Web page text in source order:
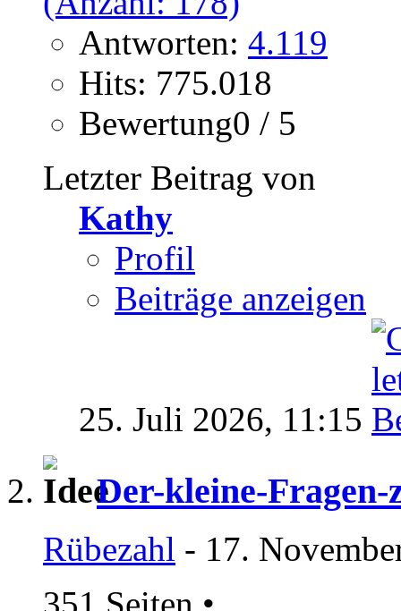
Antworten: 4.119
Hits: 775.018
Bewertung0 / 5
Letzter Beitrag von
Kathy
Profil
Beiträge anzeigen
25. Juli 2026, 11:15
Der-kleine-
Rübezahl - 17.